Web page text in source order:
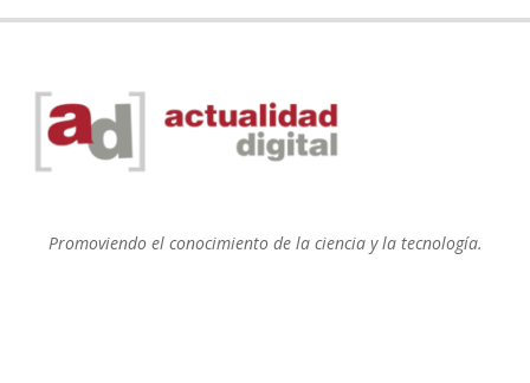
Promoviendo el conocimiento de la ciencia y la tecnología.